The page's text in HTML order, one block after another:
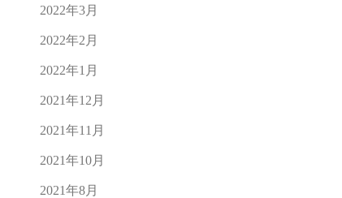
2022年3月
2022年2月
2022年1月
2021年12月
2021年11月
2021年10月
2021年8月